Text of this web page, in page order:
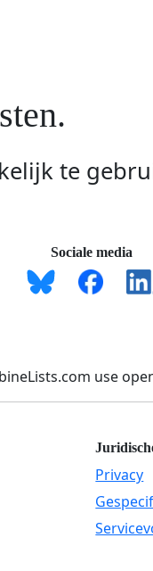
te
Sociale media
use
Privacy